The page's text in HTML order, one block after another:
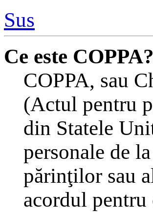
Sus
Ce este COPPA?
COPPA, sau
(Actul pentru
din Statele
personale de
părinţilor sau
acordul